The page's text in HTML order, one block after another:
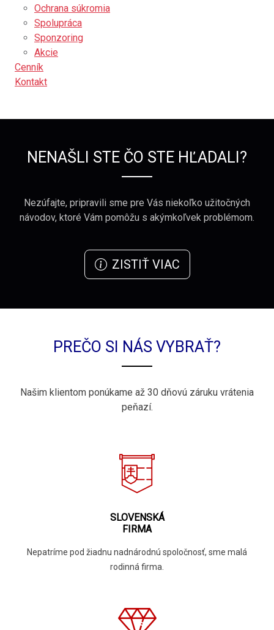
Ochrana súkromia
Spolupráca
Sponzoring
Akcie
Cenník
Kontakt
NENAŠLI STE ČO STE HĽADALI?
Nezúfajte, pripravili sme pre Vás niekoľko užitočných
návodov, ktoré Vám pomôžu s akýmkoľvek problémom.
ZISTIŤ VIAC
PREČO SI NÁS VYBRAŤ?
Našim klientom ponúkame až 30 dňovú záruku vrátenia
peňazí.
SLOVENSKÁ
FIRMA
Nepatríme pod žiadnu nadnárodnú spoločnosť, sme malá
rodinná firma.